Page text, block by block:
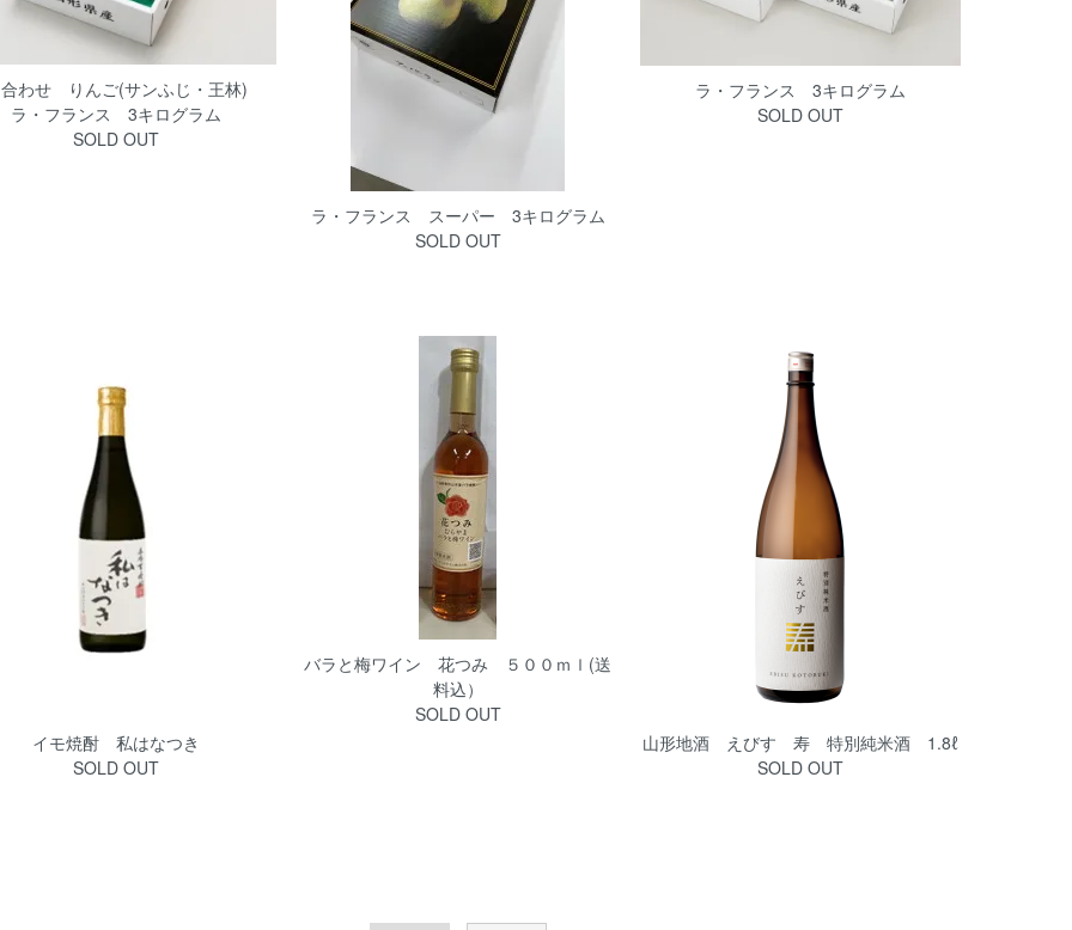
わせ りんご(サンふじ・王林)
ラ・フランス 3キログラム
SOLD OUT
ラ・フランス スーパー 3キログラム
SOLD OUT
ラ・フランス 3キログラム
SOLD OUT
イモ焼酎 私はなつき
SOLD OUT
バラと梅ワイン 花つみ ５００ｍｌ(送
料込）
SOLD OUT
山形地酒 えびす 寿 特別純米酒 1.8ℓ
SOLD OUT